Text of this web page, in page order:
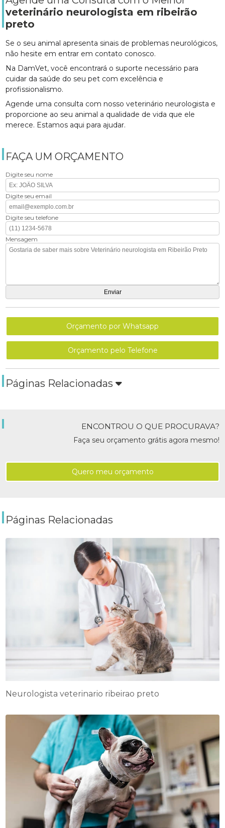
veterinário neurologista em ribeirão
preto
Se o seu animal apresenta sinais de problemas neurológicos,
não hesite em entrar em contato conosco.
Na DamVet, você encontrará o suporte necessário para
cuidar da saúde do seu pet com excelência e
profissionalismo.
Agende uma consulta com nosso veterinário neurologista e
proporcione ao seu animal a qualidade de vida que ele
merece. Estamos aqui para ajudar.
FAÇA UM ORÇAMENTO
Digite seu nome
Digite seu email
Digite seu telefone
Mensagem
Orçamento por Whatsapp
Orçamento pelo Telefone
Páginas Relacionadas
ENCONTROU O QUE PROCURAVA?
Faça seu orçamento grátis agora mesmo!
Quero meu orçamento
Páginas Relacionadas
Neurologista veterinario ribeirao preto​